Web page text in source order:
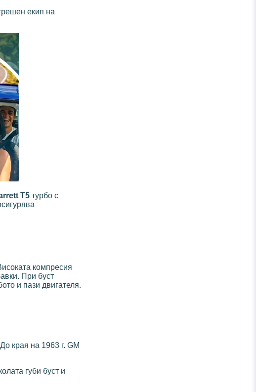
екип на
T5 турбо с
компресия
При буст
и пази двигателя.
края на 1963 г. GM
губи буст и